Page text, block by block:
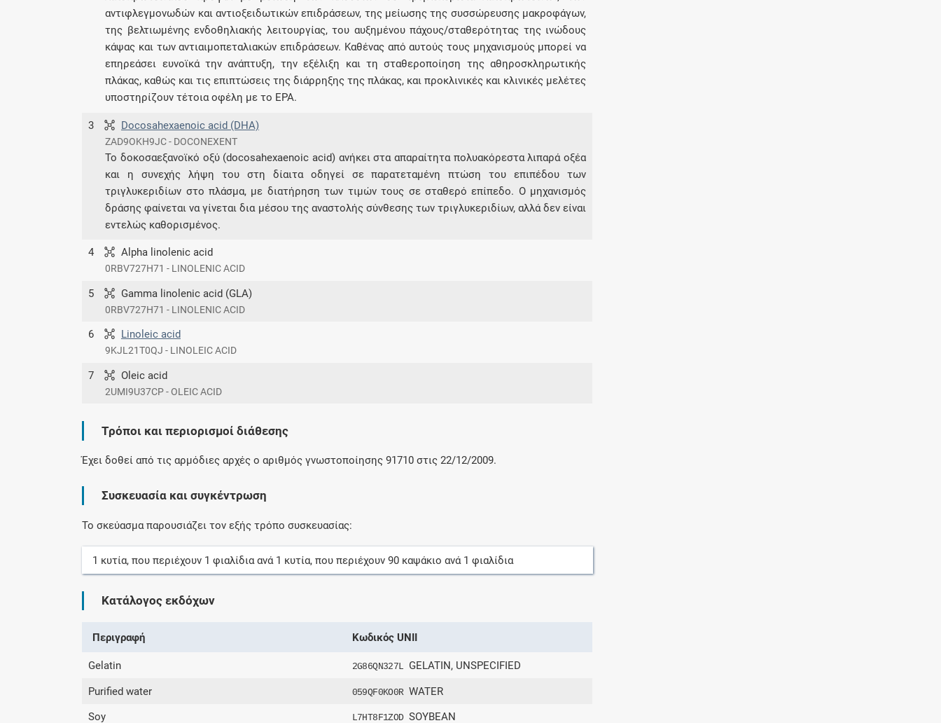
αντιφλεγμονωδών και αντιοξειδωτικών επιδράσεων, της μείωσης της συσσώρευσης μακροφάγων,
της βελτιωμένης ενδοθηλιακής λειτουργίας, του αυξημένου πάχους/σταθερότητας της ινώδους
κάψας και των αντιαιμοπεταλιακών επιδράσεων. Καθένας από αυτούς τους μηχανισμούς μπορεί να
επηρεάσει ευνοϊκά την ανάπτυξη, την εξέλιξη και τη σταθεροποίηση της αθηροσκληρωτικής
πλάκας, καθώς και τις επιπτώσεις της διάρρηξης της πλάκας, και προκλινικές και κλινικές μελέτες
υποστηρίζουν τέτοια οφέλη με το EPA.
3 Docosahexaenoic acid (DHA)
ZAD9OKH9JC - DOCONEXENT
Το δοκοσαεξανοϊκό οξύ (docosahexaenoic acid) ανήκει στα απαραίτητα πολυακόρεστα λιπαρά οξέα
και η συνεχής λήψη του στη δίαιτα οδηγεί σε παρατεταμένη πτώση του επιπέδου των
τριγλυκεριδίων στο πλάσμα, με διατήρηση των τιμών τους σε σταθερό επίπεδο. O μηχανισμός
δράσης φαίνεται να γίνεται δια μέσου της αναστολής σύνθεσης των τριγλυκεριδίων, αλλά δεν είναι
εντελώς καθορισμένος.
4 Alpha linolenic acid
0RBV727H71 - LINOLENIC ACID
5 Gamma linolenic acid (GLA)
0RBV727H71 - LINOLENIC ACID
6 Linoleic acid
9KJL21T0QJ - LINOLEIC ACID
7 Oleic acid
2UMI9U37CP - OLEIC ACID
Τρόποι και περιορισμοί διάθεσης
Έχει δοθεί από τις αρμόδιες αρχές ο αριθμός γνωστοποίησης 91710 στις 22/12/2009.
Συσκευασία και συγκέντρωση
Το σκεύασμα παρουσιάζει τον εξής τρόπο συσκευασίας:
1 κυτία, που περιέχουν 1 φιαλίδιαανά 1 κυτία, που περιέχουν90 καψάκιο ανά 1 φιαλίδια
Κατάλογος εκδόχων
Περιγραφή Κωδικός UNII
Gelatin 2G86QN327L GELATIN, UNSPECIFIED
Purified water 059QF0KO0R WATER
Soy L7HT8F1ZOD SOYBEAN